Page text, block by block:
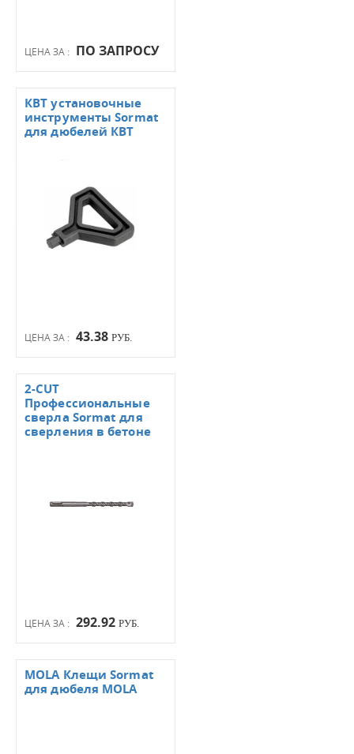
ЦЕНА ЗА : ПО ЗАПРОСУ
ЦЕНА ЗА : 43.38 РУБ.
КВТ установочные
инструменты Sormat
для дюбелей КВТ
ЦЕНА ЗА : 292.92 РУБ.
2-CUT
Профессиональные
сверла Sormat для
сверления в бетоне
MOLA Клещи Sormat
для дюбеля MOLA